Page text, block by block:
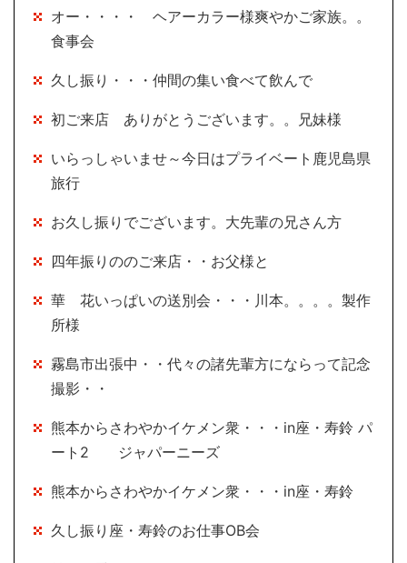
オー・・・・ ヘアーカラー様爽やかご家族。。
食事会
久し振り・・・仲間の集い食べて飲んで
初ご来店 ありがとうございます。。兄妹様
いらっしゃいませ～今日はプライベート鹿児島県
旅行
お久し振りでございます。大先輩の兄さん方
四年振りののご来店・・お父様と
華 花いっぱいの送別会・・・川本。。。。製作
所様
霧島市出張中・・代々の諸先輩方にならって記念
撮影・・
熊本からさわやかイケメン衆・・・in座・寿鈴 パ
ート2 ジャパーニーズ
熊本からさわやかイケメン衆・・・in座・寿鈴
久し振り座・寿鈴のお仕事OB会